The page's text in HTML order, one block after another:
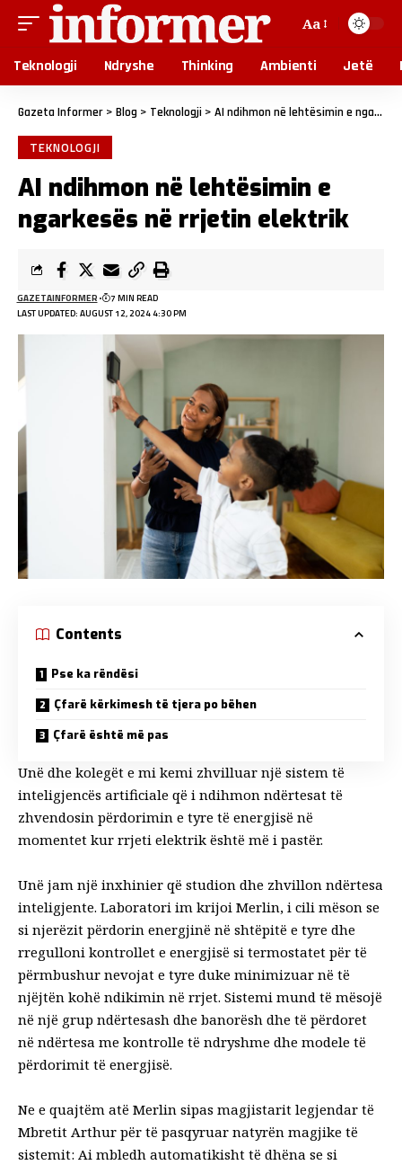
Aa
Teknologji Ndryshe Thinking Ambienti Jetë
Gazeta Informer > Blog > Teknologji > AI ndihmon në lehtësimin e ngarkesës në rrjetin elektrik
TEKNOLOGJI
AI ndihmon në lehtësimin e
ngarkesës në rrjetin elektrik
LAST UPDATED: AUGUST 12, 2024 4:30 PM
GAZETAINFORMER 7 MIN READ
Contents
Pse ka rëndësi
Çfarë kërkimesh të tjera po bëhen
Çfarë është më pas
Unë dhe kolegët e mi kemi zhvilluar një sistem të
inteligjencës artificiale që i ndihmon ndërtesat të
zhvendosin përdorimin e tyre të energjisë në
momentet kur rrjeti elektrik është më i pastër.
Unë jam një inxhinier që studion dhe zhvillon ndërtesa
inteligjente. Laboratori im krijoi Merlin, i cili mëson se
si njerëzit përdorin energjinë në shtëpitë e tyre dhe
rregulloni kontrollet e energjisë si termostatet për të
përmbushur nevojat e tyre duke minimizuar në të
njëjtën kohë ndikimin në rrjet. Sistemi mund të mësojë
në një grup ndërtesash dhe banorësh dhe të përdoret
në ndërtesa me kontrolle të ndryshme dhe modele të
përdorimit të energjisë.
Ne e quajtëm atë Merlin sipas magjistarit legjendar të
Mbretit Arthur për të pasqyruar natyrën magjike të
sistemit: Ai mbledh automatikisht të dhëna se si